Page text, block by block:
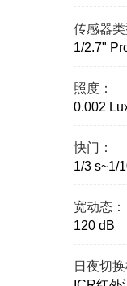
传感器
1/2.7"
照度：
0.002
快门：
1/3 s~1/
宽动态：
120 dB
日夜切